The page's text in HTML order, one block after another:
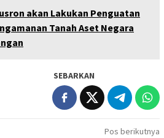
akan Lakukan Penguatan
Tanah Aset Negara
SEBARKAN
Pos berikutnya